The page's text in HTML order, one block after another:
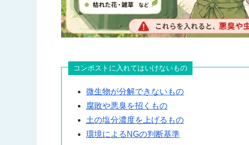
コンポストに入れてはいけないもの
微生物が分解できないもの
腐敗や悪臭を招くもの
土の塩分濃度を上げるもの
環境によるNGの判断基準